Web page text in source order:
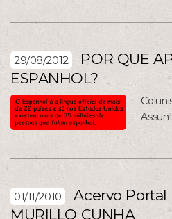
29/08/2012
POR QUE
ESPANHOL?
01/11/2010
Acervo Portal
MURILLO CUNHA